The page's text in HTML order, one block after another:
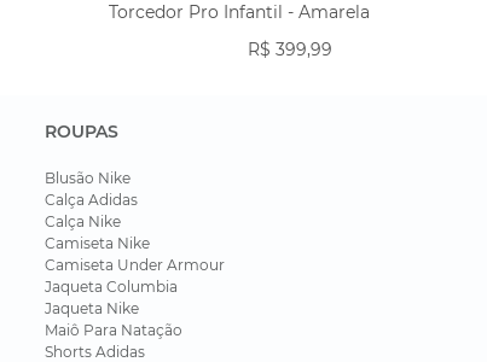
Torcedor Pro Infantil - Amarela
R$ 399,99
ROUPAS
Blusão Nike
Calça Adidas
Calça Nike
Camiseta Nike
Camiseta Under Armour
Jaqueta Columbia
Jaqueta Nike
Maiô Para Natação
Shorts Adidas